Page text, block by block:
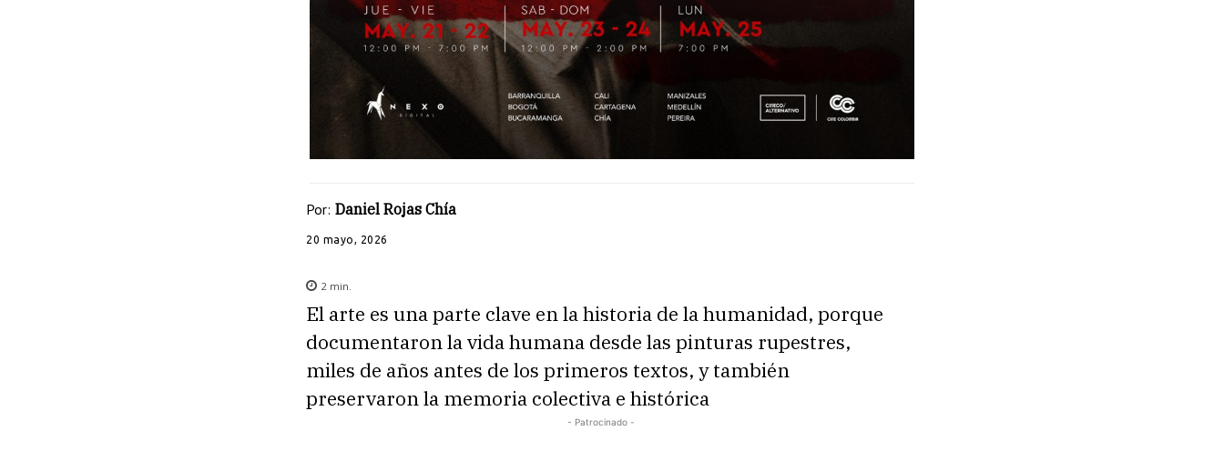
Por: Daniel Rojas Chía
20 mayo, 2026
2 min.
El arte es una parte clave en la historia de la humanidad, porque
documentaron la vida humana desde las pinturas rupestres,
miles de años antes de los primeros textos, y también
preservaron la memoria colectiva e histórica
- Patrocinado -